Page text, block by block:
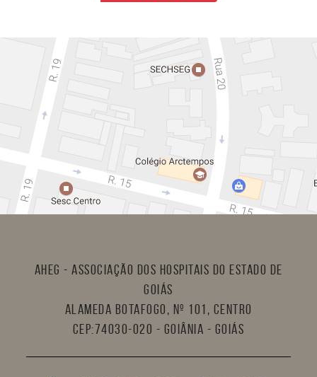
AHEG - Associação dos Hospitais do Estado de
Goiás
Alameda Botafogo, nº 101, Centro
CEP:74030-020 - Goiânia - Goiás